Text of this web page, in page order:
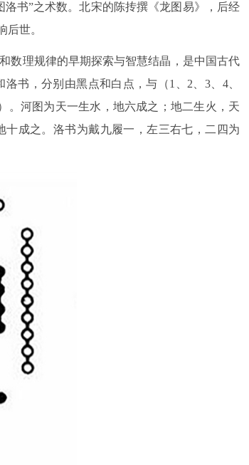
书”之术数。北宋的陈抟撰《龙图易》，后经
后世。
数理规律的早期探索与智慧结晶，是中国古代
书，分别由黑点和白点，与（1、2、3、4、
。河图为天一生水，地六成之；地二生火，天
成之。洛书为戴九履一，左三右七，二四为